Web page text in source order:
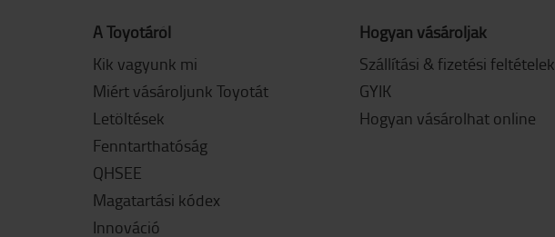
A Toyotáról
Kik vagyunk mi
Miért vásároljunk Toyotát
Letöltések
Fenntarthatóság
QHSEE
Magatartási kódex
Innováció
Hogyan vásároljak
Szállítási & fizetési feltételek
GYIK
Hogyan vásárolhat online